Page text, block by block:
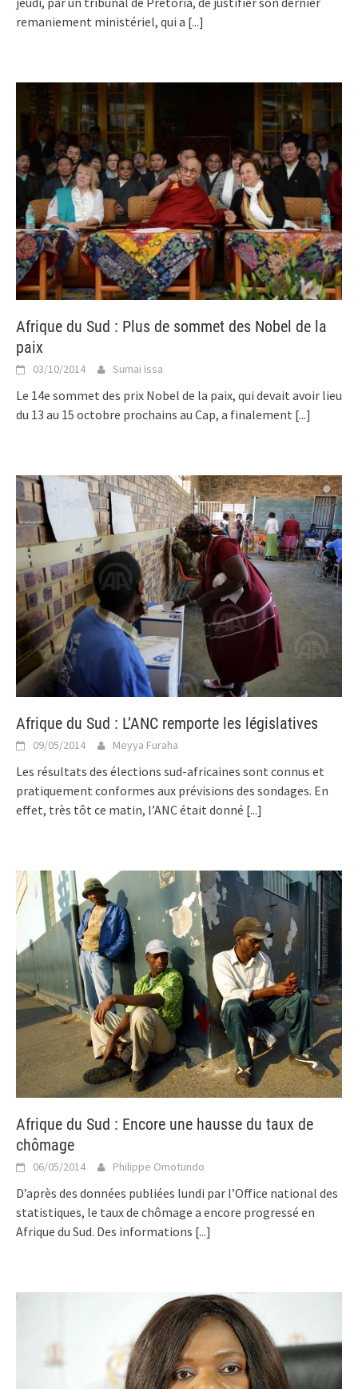
remaniement ministériel, qui a [...]
Afrique du Sud : Plus de sommet des Nobel de la
paix
03/10/2014 Sumai Issa
Le 14e sommet des prix Nobel de la paix, qui devait avoir lieu
du 13 au 15 octobre prochains au Cap, a finalement [...]
Afrique du Sud : L’ANC remporte les législatives
09/05/2014 Meyya Furaha
Les résultats des élections sud-africaines sont connus et
pratiquement conformes aux prévisions des sondages. En
effet, très tôt ce matin, l’ANC était donné [...]
Afrique du Sud : Encore une hausse du taux de
chômage
06/05/2014 Philippe Omotundo
D’après des données publiées lundi par l’Office national des
statistiques, le taux de chômage a encore progressé en
Afrique du Sud. Des informations [...]